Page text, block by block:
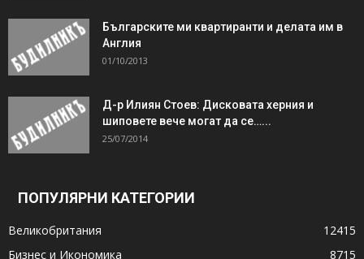
Българските ми квартиранти и делата им в
Англия
01/10/2013
Д-р Илиян Стоев: Дисковата херния и
шиповете вече могат да се…...
25/07/2014
ПОПУЛЯРНИ КАТЕГОРИИ
Великобритания
12415
Бизнес и Икономика
8715